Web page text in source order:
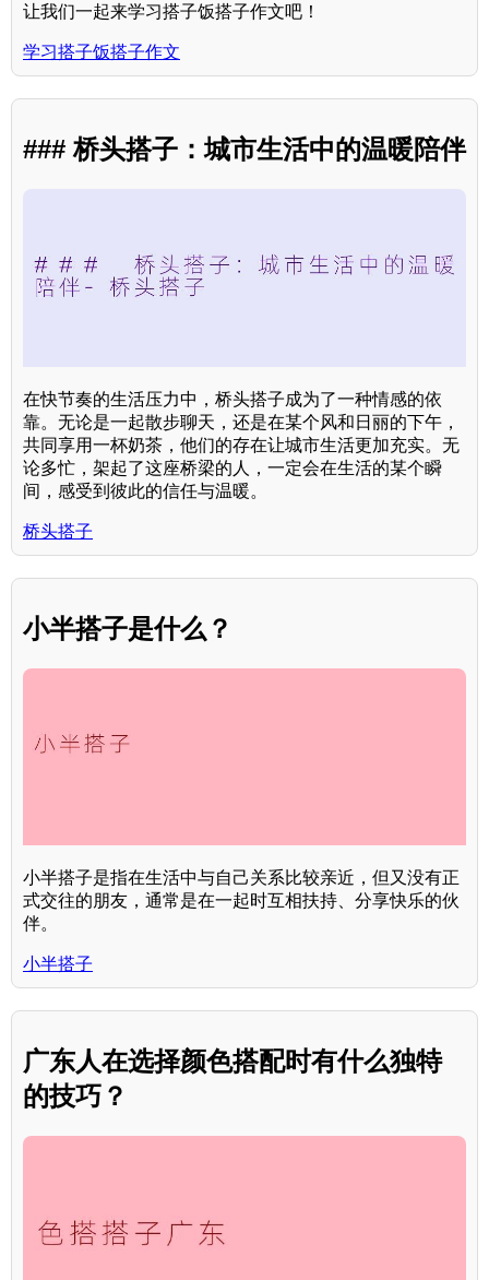
让我们一起来学习搭子饭搭子作文吧！
学习搭子饭搭子作文
### 桥头搭子：城市生活中的温暖陪伴
在快节奏的生活压力中，桥头搭子成为了一种情感的依
靠。无论是一起散步聊天，还是在某个风和日丽的下午，
共同享用一杯奶茶，他们的存在让城市生活更加充实。无
论多忙，架起了这座桥梁的人，一定会在生活的某个瞬
间，感受到彼此的信任与温暖。
桥头搭子
小半搭子是什么？
小半搭子是指在生活中与自己关系比较亲近，但又没有正
式交往的朋友，通常是在一起时互相扶持、分享快乐的伙
伴。
小半搭子
广东人在选择颜色搭配时有什么独特
的技巧？